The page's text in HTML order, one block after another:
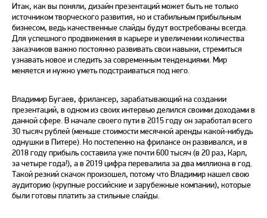
Итак, как вы поняли, дизайн презентаций может быть не только
источником творческого развития, но и стабильным прибыльным
бизнесом, ведь качественные слайды будут востребованы всегда.
Для успешного продвижения в карьере и увеличении количества
заказчиков важно постоянно развивать свои навыки, стремиться
узнавать новое и следить за современным тенденциями. Мир
меняется и нужно уметь подстраиваться под него.
Владимир Бугаев, фрилансер, зарабатывающий на создании
презентаций, в одном из своих интервью делился своими доходами в
данной сфере. В начале своего пути в 2015 году он заработал всего
30 тысяч рублей (меньше стоимости месячной аренды какой-нибудь
однушки в Питере). Но постепенно на фрилансе он развивался, и в
2018 году прибыль составила уже почти 600 тысяч (в 20 раз, Карл,
за четыре года!), а в 2019 цифра перевалила за два миллиона в год.
Такой резкий скачок произошел, потому что Владимир нашел свою
аудиторию (крупные российские и зарубежные компании), которые
были готовы платить за стильные слайды.